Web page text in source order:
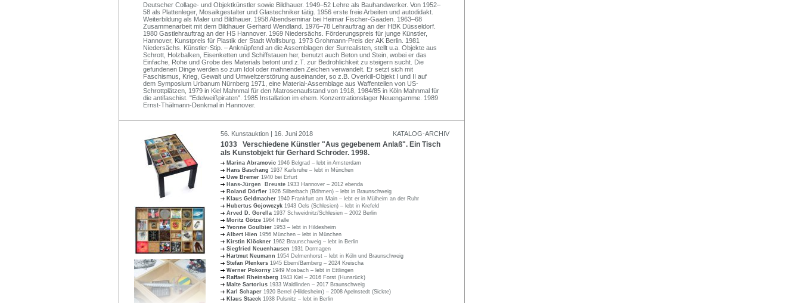
Deutscher Collage- und Objektkünstler sowie Bildhauer. 1949–52 Lehre als Bauhandwerker. Von 1952–
58 als Plattenleger, Mosaikgestalter und Glastechniker tätig. 1956 erste freie Arbeiten und autodidakt.
Weiterbildung als Maler und Bildhauer. 1958 Abendseminar bei Heimar Fischer-Gaaden. 1963–68
Zusammenarbeit mit dem Bildhauer Gerhard Wendland. 1976–78 Lehrauftrag an der HBK Düsseldorf.
1980 Gastlehrauftrag an der HS Hannover. 1969 Niedersächs. Förderungspreis für junge Künstler,
Hannover, Kunstpreis für Plastik der Stadt Wolfsburg. 1973 Grohmann-Preis der AK Berlin. 1981
Niedersächs. Künstler-Stip. – Anknüpfend an die Assemblagen der Surrealisten, stellt u.a. Objekte aus
Schrott, Holzbalken, Eisenketten und Schiffstauen her, benutzt auch Beton und Stein, wobei er das
Einfache, Rohe und Grobe des Materials betont und z.T. zur Bedrohlichkeit zu steigern sucht. Die
gefundenen Dinge werden so zum Idol oder mahnenden Zeichen verwandelt. Er setzt sich mit
Faschismus, Krieg, Gewalt und Umweltzerstörung auseinander, so z.B. Overkill-Objekt I und II auf
dem Symposium Urbanum Nürnberg 1971, eine Material-Assemblage aus Waffenteilen von US-
Schrottplätzen, 1979 in Kiel Mahnmal für den Matrosenaufstand von 1918, 1984/85 in Köln Mahnmal für
die antifaschist. "Edelweißpiraten". 1985 Installation im ehem. Konzentrationslager Neuengamme. 1989
Ernst-Thälmann-Denkmal in Hannover.
56. Kunstauktion | 16. Juni 2018 KATALOG-ARCHIV
1033 Verschiedene Künstler "Aus gegebenem Anlaß". Ein Tisch
als Kunstobjekt für Gerhard Schröder. 1998.
Marina Abramovic 1946 Belgrad – lebt in Amsterdam
Hans Baschang 1937 Karlsruhe – lebt in München
Uwe Bremer 1940 bei Erfurt
Hans-Jürgen Breuste 1933 Hannover – 2012 ebenda
Roland Dörfler 1926 Silberbach (Böhmen) – lebt in Braunschweig
Klaus Geldmacher 1940 Frankfurt am Main – lebt er in Mülheim an der Ruhr
Hubertus Gojowczyk 1943 Oels (Schlesien) – lebt in Krefeld
Arved D. Gorella 1937 Schweidnitz/Schlesien – 2002 Berlin
Moritz Götze 1964 Halle
Yvonne Goulbier 1953 – lebt in Hildesheim
Albert Hien 1956 München – lebt in München
Kirstin Klöckner 1962 Braunschweig – lebt in Berlin
Siegfried Neuenhausen 1931 Dormagen
Hartmut Neumann 1954 Delmenhorst – lebt in Köln und Braunschweig
Stefan Plenkers 1945 Ebern/Bamberg – 2024 Kreischa
Werner Pokorny 1949 Mosbach – lebt in Ettlingen
Raffael Rheinsberg 1943 Kiel – 2016 Forst (Hunsrück)
Malte Sartorius 1933 Waldlinden – 2017 Braunschweig
Karl Schaper 1920 Berrel (Hildesheim) – 2008 Apelnstedt (Sickte)
Klaus Staeck 1938 Pulsnitz – lebt in Berlin